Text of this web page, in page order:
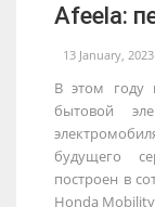
Afeela:
13 January, 2023
В этом году
бытовой
будущего
построен в
Honda